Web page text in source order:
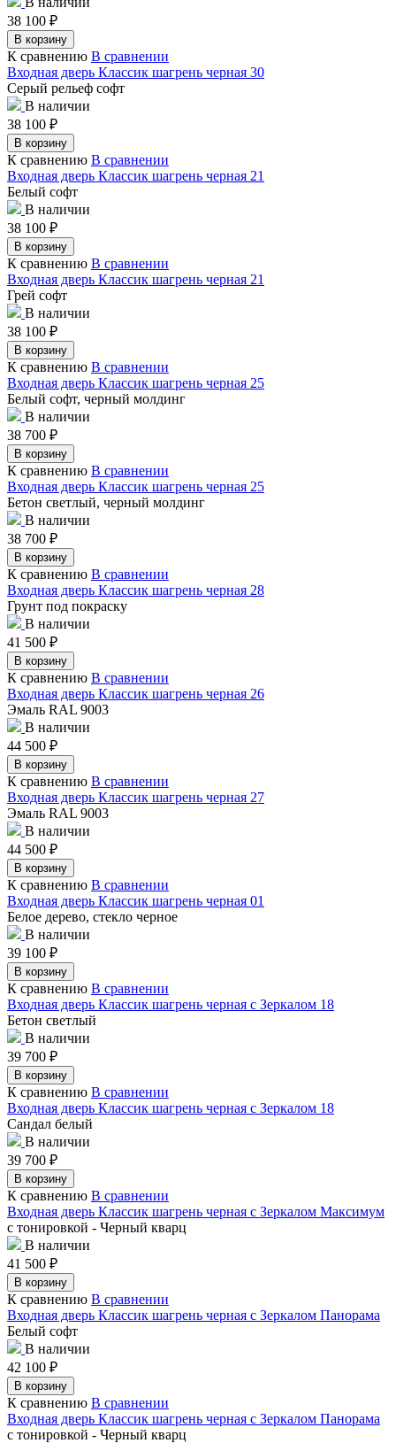
38 100 ₽
В корзину
К сравнению В сравнении
Входная дверь Классик шагрень черная 30
Серый рельеф софт
В наличии
38 100 ₽
В корзину
К сравнению В сравнении
Входная дверь Классик шагрень черная 21
Белый софт
В наличии
38 100 ₽
В корзину
К сравнению В сравнении
Входная дверь Классик шагрень черная 21
Грей софт
В наличии
38 100 ₽
В корзину
К сравнению В сравнении
Входная дверь Классик шагрень черная 25
Белый софт, черный молдинг
В наличии
38 700 ₽
В корзину
К сравнению В сравнении
Входная дверь Классик шагрень черная 25
Бетон светлый, черный молдинг
В наличии
38 700 ₽
В корзину
К сравнению В сравнении
Входная дверь Классик шагрень черная 28
Грунт под покраску
В наличии
41 500 ₽
В корзину
К сравнению В сравнении
Входная дверь Классик шагрень черная 26
Эмаль RAL 9003
В наличии
44 500 ₽
В корзину
К сравнению В сравнении
Входная дверь Классик шагрень черная 27
Эмаль RAL 9003
В наличии
44 500 ₽
В корзину
К сравнению В сравнении
Входная дверь Классик шагрень черная 01
Белое дерево, стекло черное
В наличии
39 100 ₽
В корзину
К сравнению В сравнении
Входная дверь Классик шагрень черная с Зеркалом 18
Бетон светлый
В наличии
39 700 ₽
В корзину
К сравнению В сравнении
Входная дверь Классик шагрень черная с Зеркалом 18
Сандал белый
В наличии
39 700 ₽
В корзину
К сравнению В сравнении
Входная дверь Классик шагрень черная с Зеркалом Максимум
с тонировкой - Черный кварц
В наличии
41 500 ₽
В корзину
К сравнению В сравнении
Входная дверь Классик шагрень черная с Зеркалом Панорама
Белый софт
В наличии
42 100 ₽
В корзину
К сравнению В сравнении
Входная дверь Классик шагрень черная с Зеркалом Панорама
с тонировкой - Черный кварц